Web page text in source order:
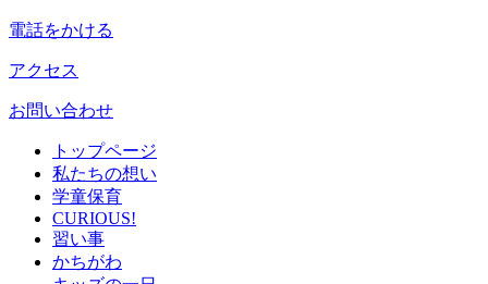
電話をかける
アクセス
お問い合わせ
トップページ
私たちの想い
学童保育
CURIOUS!
習い事
かちがわ